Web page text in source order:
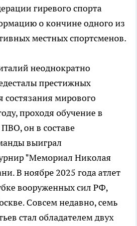
гиревого спорта
о кончине одного из
местных спортсменов.
неоднократно
престижных
состязания мирового
проходя обучение в
он в составе
выиграл
"Мемориал Николая
В ноябре 2025 года атлет
вооруженных сил РФ,
Совсем недавно, семь
стал обладателем двух